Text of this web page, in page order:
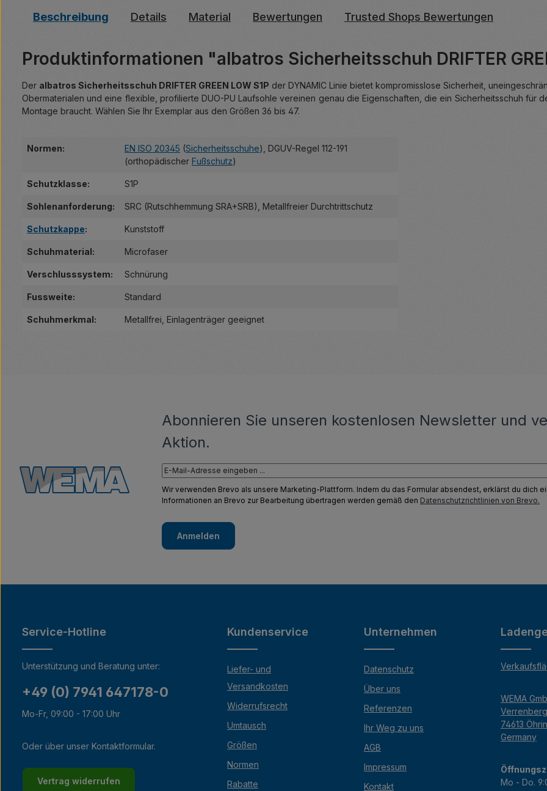
Beschreibung Details Material Bewertungen Trusted Shops Bewertungen
Produktinformationen "albatros Sicherheitsschuh DRIFTER
Der albatros Sicherheitsschuh DRIFTER GREEN LOW S1P der DYNAMIC Linie bietet kompromisslose Sicherheit,
Obermaterialen und eine flexible, profilierte DUO-PU Laufsohle vereinen genau die Eigenschaften, die ein Sicherheitsschuh für
Montage braucht. Wählen Sie Ihr Exemplar aus den Größen 36 bis 47.
Normen: EN ISO 20345 (Sicherheitsschuhe), DGUV-Regel 112-191
(orthopädischer Fußschutz)
Schutzklasse: S1P
Sohlenanforderung: SRC (Rutschhemmung SRA+SRB), Metallfreier Durchtrittschutz
Schutzkappe: Kunststoff
Schuhmaterial: Microfaser
Verschlusssystem: Schnürung
Fussweite: Standard
Schuhmerkmal: Metallfrei, Einlagenträger geeignet
Abonnieren Sie unseren kostenlosen Newsletter und
Aktion.
Wir verwenden Brevo als unsere Marketing-Plattform. Indem du das Formular absendest, erklärst du dich
Informationen an Brevo zur Bearbeitung übertragen werden gemäß den Datenschutzrichtlinien von Brevo.
Anmelden
Service-Hotline
Unterstützung und Beratung unter:
+49 (0) 7941 647178-0
Mo-Fr, 09:00 - 17:00 Uhr
Oder über unser Kontaktformular.
Vertrag widerrufen
Kundenservice
Liefer- und
Versandkosten
Widerrufsrecht
Umtausch
Größen
Normen
Rabatte
Unternehmen
Datenschutz
Über uns
Referenzen
Ihr Weg zu uns
AGB
Impressum
Kontakt
WEMA
74613
Germany
Mo - Do.